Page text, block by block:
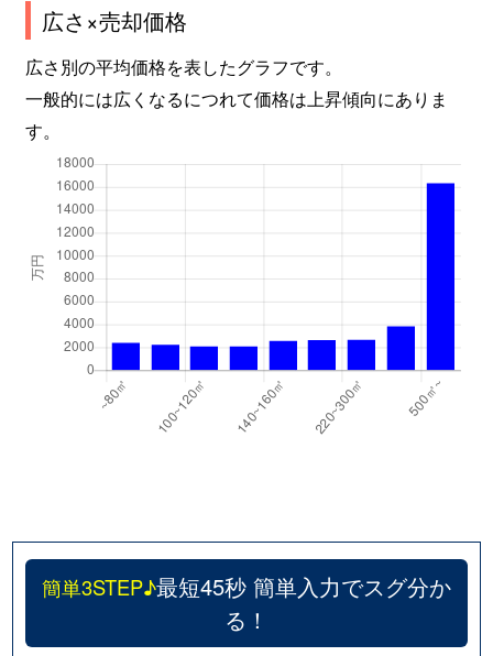
広さ×売却価格
広さ別の平均価格を表したグラフです。
一般的には広くなるにつれて価格は上昇傾向にありま
す。
簡単3STEP♪最短45秒 簡単入力でスグ分か
る！